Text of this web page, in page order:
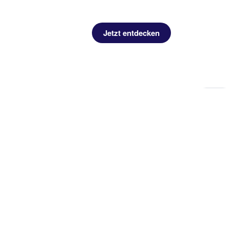
Jetzt entdecken